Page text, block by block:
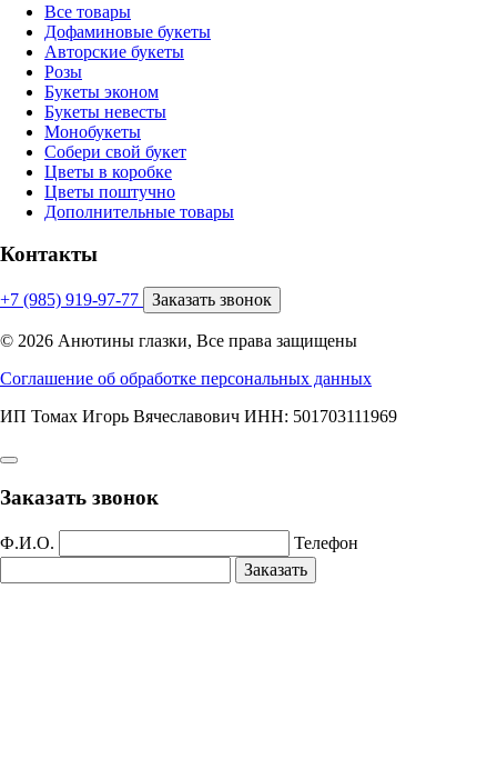
Все товары
Дофаминовые букеты
Авторские букеты
Розы
Букеты эконом
Букеты невесты
Монобукеты
Собери свой букет
Цветы в коробке
Цветы поштучно
Дополнительные товары
Контакты
+7 (985) 919-97-77 Заказать звонок
© 2026 Анютины глазки, Все права защищены
Соглашение об обработке персональных данных
ИП Томах Игорь Вячеславович ИНН: 501703111969
Заказать звонок
Ф.И.О.
Телефон
Заказать